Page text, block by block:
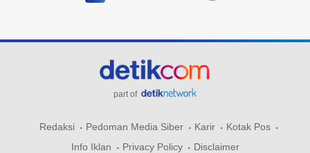
part of
Redaksi Pedoman Media Siber Karir
Kotak Pos
Info Iklan
Privacy Policy Disclaimer